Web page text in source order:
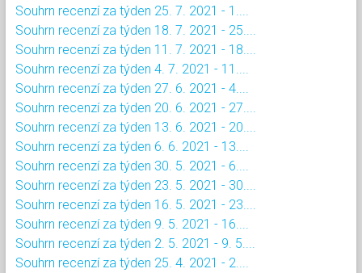
Souhrn recenzí za týden 25. 7. 2021 - 1....
Souhrn recenzí za týden 18. 7. 2021 - 25....
Souhrn recenzí za týden 11. 7. 2021 - 18....
Souhrn recenzí za týden 4. 7. 2021 - 11....
Souhrn recenzí za týden 27. 6. 2021 - 4....
Souhrn recenzí za týden 20. 6. 2021 - 27....
Souhrn recenzí za týden 13. 6. 2021 - 20....
Souhrn recenzí za týden 6. 6. 2021 - 13....
Souhrn recenzí za týden 30. 5. 2021 - 6....
Souhrn recenzí za týden 23. 5. 2021 - 30....
Souhrn recenzí za týden 16. 5. 2021 - 23....
Souhrn recenzí za týden 9. 5. 2021 - 16....
Souhrn recenzí za týden 2. 5. 2021 - 9. 5....
Souhrn recenzí za týden 25. 4. 2021 - 2....